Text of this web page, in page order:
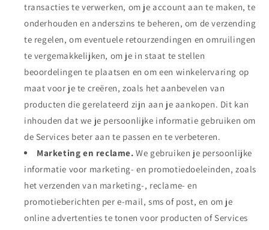
transacties te verwerken, om je account aan te maken, te
onderhouden en anderszins te beheren, om de verzending
te regelen, om eventuele retourzendingen en omruilingen
te vergemakkelijken, om je in staat te stellen
beoordelingen te plaatsen en om een winkelervaring op
maat voor je te creëren, zoals het aanbevelen van
producten die gerelateerd zijn aan je aankopen. Dit kan
inhouden dat we je persoonlijke informatie gebruiken om
de Services beter aan te passen en te verbeteren.
Marketing en reclame. We gebruiken je persoonlijke
informatie voor marketing- en promotiedoeleinden, zoals
het verzenden van marketing-, reclame- en
promotieberichten per e-mail, sms of post, en om je
online advertenties te tonen voor producten of Services